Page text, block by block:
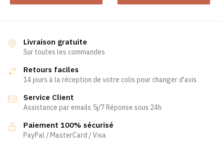
a
Les
options
peuvent
être
sur
la
page
du
produit
peuvent
être
Livraison gratuite
Sur toutes les commandes
Retours faciles
14 jours à la réception de votre colis pour changer d'avis
Service Client
Assistance par emails 5j/7 Réponse sous 24h
Paiement 100% sécurisé
PayPal / MasterCard / Visa